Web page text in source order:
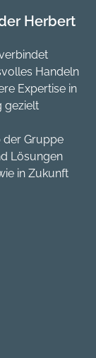
Herbert
Handeln
Expertise in
gezielt
der Gruppe
Lösungen
in Zukunft